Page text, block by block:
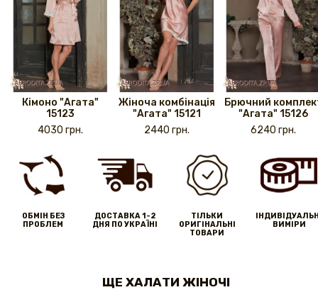
Кімоно "Агата"
15123
4030 грн.
Жіноча комбінація
"Агата" 15121
2440 грн.
Брючний
"Агата" 15126
6240 грн.
ОБМІН БЕЗ
ПРОБЛЕМ
ДОСТАВКА 1-2
ДНЯ ПО УКРАЇНІ
ТІЛЬКИ
ОРИГІНАЛЬНІ
ТОВАРИ
ВИМІРИ
ЩЕ ХАЛАТИ ЖІНОЧІ